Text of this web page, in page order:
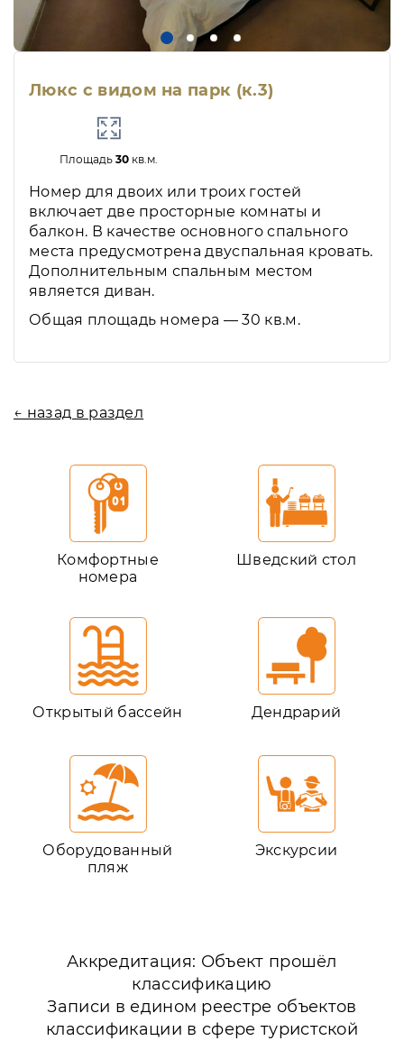
Люкс с видом на парк (к.3)
Площадь30 кв.м.
Номер для двоих или троих гостей
включает две просторные комнаты и
балкон. В качестве основного спального
места предусмотрена двуспальная кровать.
Дополнительным спальным местом
является диван.
Общая площадь номера — 30 кв.м.
← назад в раздел
Комфортные
номера
Шведский стол
Открытый бассейн Дендрарий
Оборудованный
пляж
Экскурсии
Аккредитация: Объект прошёл
классификацию
Записи в едином реестре объектов
классификации в сфере туристской